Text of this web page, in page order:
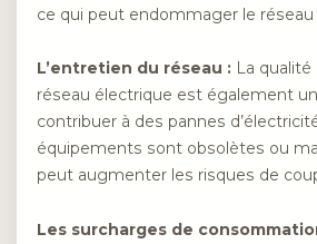
ce qui peut endommager le réseau
L’entretien du réseau : La
réseau électrique est également
contribuer à des pannes
équipements sont obsolètes ou
peut augmenter les risques de
Les surcharges de